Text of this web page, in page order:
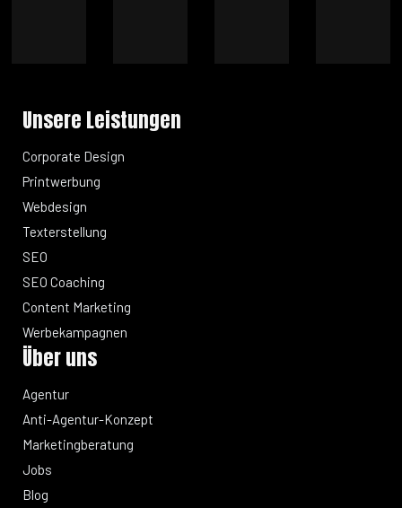
Unsere Leistungen
Corporate Design
Printwerbung
Webdesign
Texterstellung
SEO
SEO Coaching
Content Marketing
Werbekampagnen
Über uns
Agentur
Anti-Agentur-Konzept
Marketingberatung
Jobs
Blog